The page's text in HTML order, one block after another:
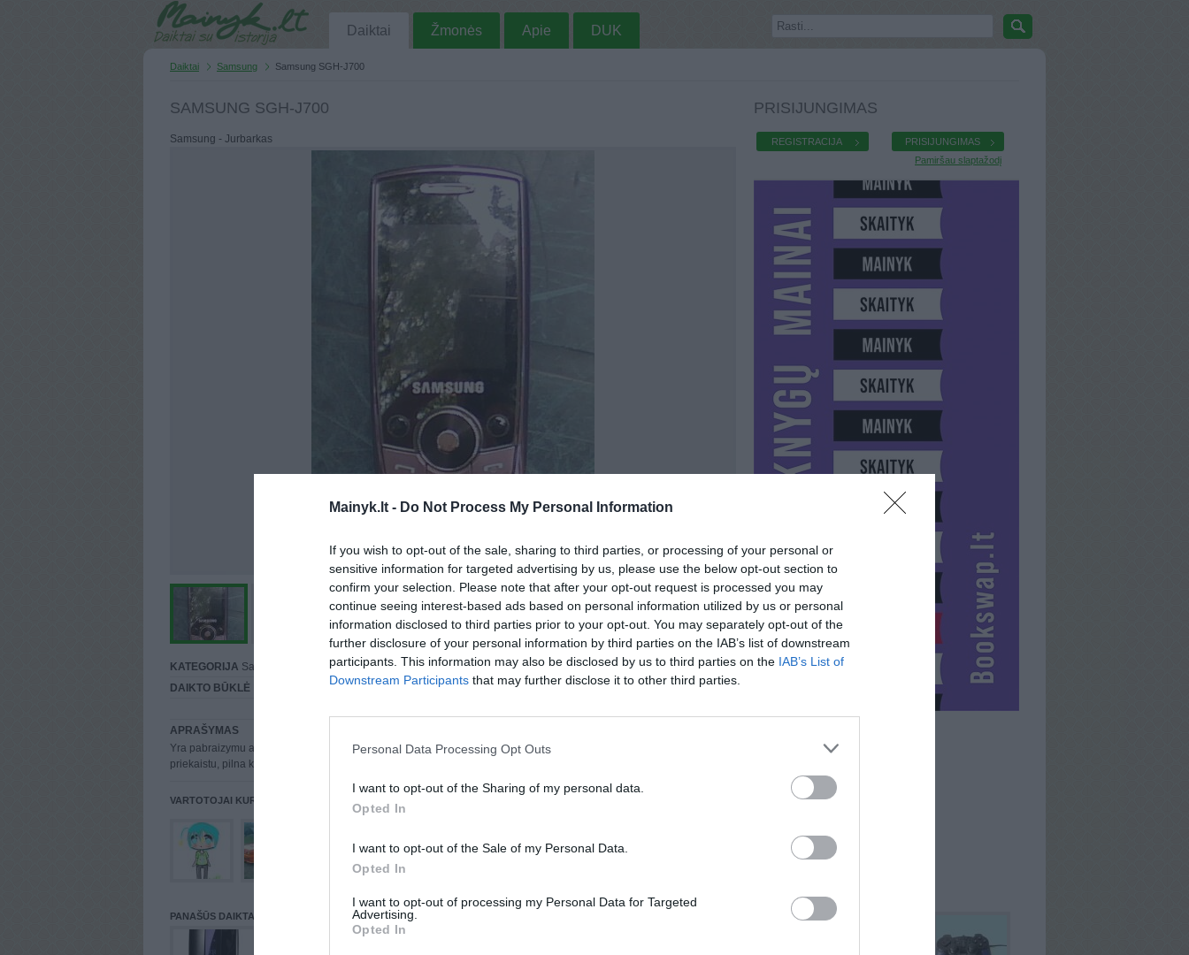
Mainyk.lt - Do Not Process My Personal Information
If you wish to opt-out of the sale, sharing to third parties, or processing of your personal or
sensitive information for targeted advertising by us, please use the below opt-out section to
confirm your selection. Please note that after your opt-out request is processed you may
continue seeing interest-based ads based on personal information utilized by us or personal
information disclosed to third parties prior to your opt-out. You may separately opt-out of the
further disclosure of your personal information by third parties on the IAB’s list of downstream
participants. This information may also be disclosed by us to third parties on the IAB’s List of
Downstream Participants that may further disclose it to other third parties.
Personal Data Processing Opt Outs
I want to opt-out of the Sharing of my personal data.
Opted In
I want to opt-out of the Sale of my Personal Data.
Opted In
I want to opt-out of processing my Personal Data for Targeted
Advertising.
Opted In
Daiktai Žmonės Apie DUK
Daiktai Samsung Samsung SGH-J700
SAMSUNG SGH-J700
Samsung - Jurbarkas
KATEGORIJA Samsung MIESTASJurbarkas
DAIKTO BŪKLĖ
APRAŠYMAS
Yra pabraizymu ant batarijos dangtelio, veikia be
priekaistu, pilna komplektacija.
PARDUOČIAU UŽ
VARTOTOJAI KURIE PATALPINĘ DAIKTĄ Į NORŲ KREPŠĮ
PANAŠŪS DAIKTAI
PRISIJUNGIMAS
REGISTRACIJA
PRISIJUNGIMAS
Pamiršau slaptažodį
ZILVINAS
ATLIKO MAINŲ
DAUGIAU DAIKTŲ